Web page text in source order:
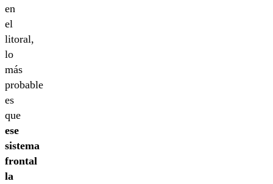
en
el
litoral,
lo
más
probable
es
que
ese
sistema
frontal
la